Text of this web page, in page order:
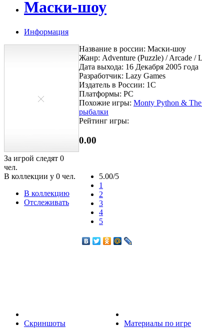
Маски-шоу
Информация
За игрой следят 0
чел.
В коллекции у 0 чел.
В коллекцию
Отслеживать
Название в россии: Маски-шоу
Жанр: Adventure (Puzzle) / Arcade /
Дата выхода: 16 Декабря 2005 года
Разработчик: Lazy Games
Издатель в России: 1C
Платформы: PC
Похожие игры: Monty Python &
рыбалки
Рейтинг игры:
0.00
5.00/5
1
2
3
4
5
Скриншоты
Материалы по игре